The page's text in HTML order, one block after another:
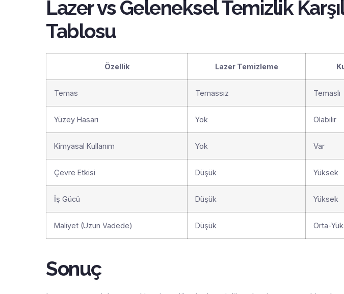
Lazer vs Geleneksel Temizlik
Tablosu
Özellik Lazer Temizleme
Temas Temassız Temaslı
Yüzey Hasarı Yok Olabilir
Kimyasal Kullanım Yok Var
Çevre Etkisi Düşük Yüksek
İş Gücü Düşük Yüksek
Maliyet (Uzun Vadede) Düşük Orta-
Sonuç